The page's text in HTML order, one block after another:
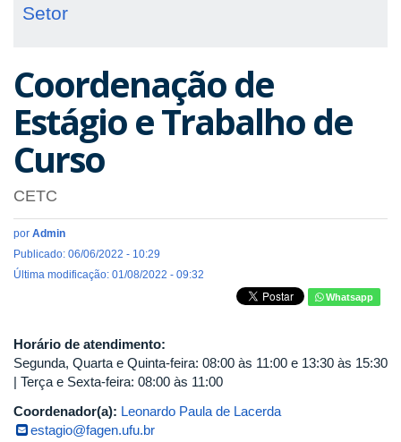
Setor
Coordenação de
Estágio e Trabalho de
Curso
CETC
por Admin
Publicado: 06/06/2022 - 10:29
Última modificação: 01/08/2022 - 09:32
Whatsapp
Horário de atendimento:
Segunda, Quarta e Quinta-feira: 08:00 às 11:00 e 13:30 às 15:30
| Terça e Sexta-feira: 08:00 às 11:00
Coordenador(a): Leonardo Paula de Lacerda
estagio@fagen.ufu.br